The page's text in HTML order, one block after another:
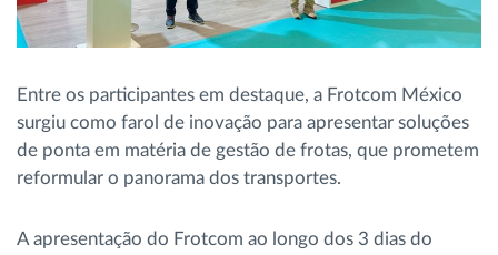
Entre os participantes em destaque, a Frotcom México
surgiu como farol de inovação para apresentar soluções
de ponta em matéria de gestão de frotas, que prometem
reformular o panorama dos transportes.
A apresentação do Frotcom ao longo dos 3 dias do